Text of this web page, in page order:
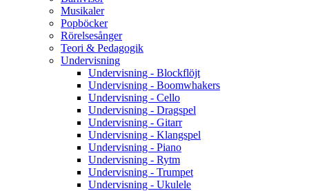
Musikaler
Popböcker
Rörelsesånger
Teori & Pedagogik
Undervisning
Undervisning - Blockflöjt
Undervisning - Boomwhakers
Undervisning - Cello
Undervisning - Dragspel
Undervisning - Gitarr
Undervisning - Klangspel
Undervisning - Piano
Undervisning - Rytm
Undervisning - Trumpet
Undervisning - Ukulele